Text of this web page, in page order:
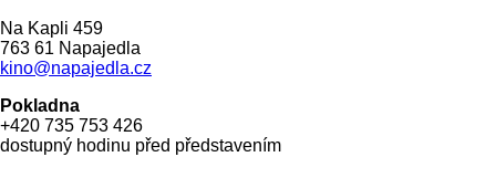
Na Kapli 459
763 61 Napajedla
kino@napajedla.cz
Pokladna
+420 735 753 426
dostupný hodinu před představením